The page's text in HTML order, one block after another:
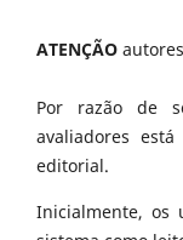
ATENÇÃO
Por razão de
avaliadores
editorial.
Inicialmente, os